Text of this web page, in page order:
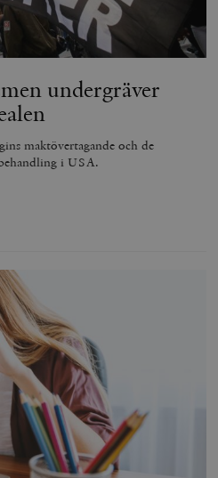
undergräver
maktövertagande och de
i USA.